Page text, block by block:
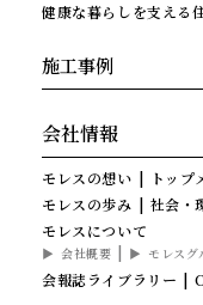
健康な暮らしを支える
施工事例
会社情報
モレスの想い トップ
モレスの歩み
社会・
モレスについて
会社概要 モレスグ
会報誌ライブラリー